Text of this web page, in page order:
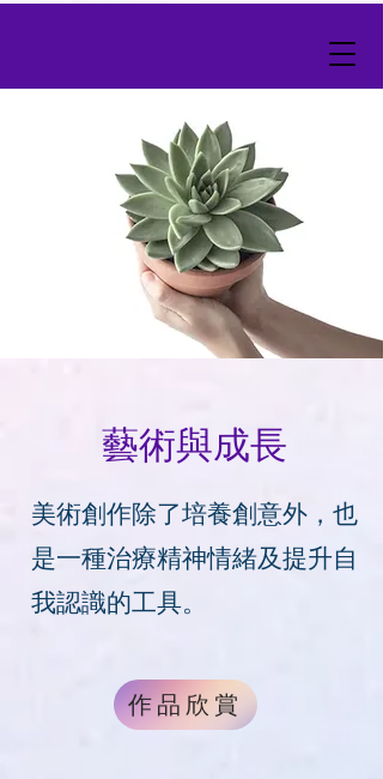
​藝術與成長
美術創作除了培養創意外，也
是一種治療精神情緒及提升自
我認識的工具。
作品欣賞